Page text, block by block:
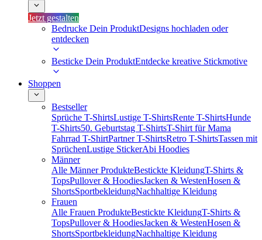
Jetzt gestalten
Bedrucke Dein ProduktDesigns hochladen oder
entdecken
Besticke Dein ProduktEntdecke kreative Stickmotive
Shoppen
Bestseller
Sprüche T-ShirtsLustige T-ShirtsRente T-ShirtsHunde
T-Shirts50. Geburtstag T-ShirtsT-Shirt für Mama
Fahrrad T-ShirtPartner T-ShirtsRetro T-ShirtsTassen mit
SprüchenLustige StickerAbi Hoodies
Männer
Alle Männer ProdukteBestickte KleidungT-Shirts &
TopsPullover & HoodiesJacken & WestenHosen &
ShortsSportbekleidungNachhaltige Kleidung
Frauen
Alle Frauen ProdukteBestickte KleidungT-Shirts &
TopsPullover & HoodiesJacken & WestenHosen &
ShortsSportbekleidungNachhaltige Kleidung